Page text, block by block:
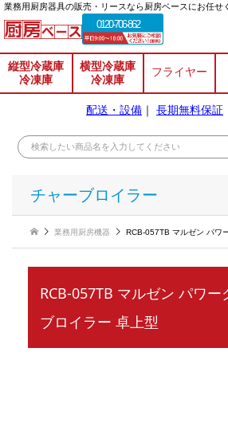
業務⽤厨房器具の販売・リースなら厨房ベースにお任せ
0120-706-862
縦型冷蔵庫
冷凍庫
横型冷蔵庫
冷凍庫
フライヤー
配送・設備 ｜ 長期無料保証
チャーブロイラー
業務用厨房機器 RCB-057TB マルゼン パワーク
RCB-057TB マルゼン パワー
ブロイラー 卓上型